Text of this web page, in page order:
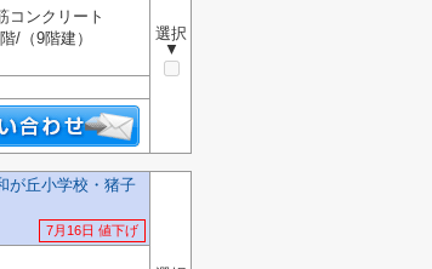
選択
▼
コンクリート
/（9階建）
が丘小学校・猪子
7月16日 値下げ